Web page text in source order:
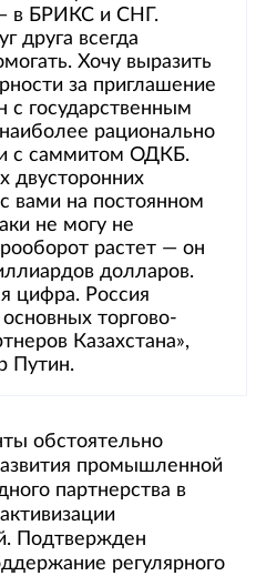
в БРИКС и СНГ.
друга всегда
Хочу выразить
за приглашение
с государственным
рационально
с саммитом ОДКБ.
двусторонних
вами на постоянном
не могу не
растет — он
долларов.
цифра. Россия
торгово-
Казахстана»,
Путин.
обстоятельно
промышленной
партнерства в
Подтвержден
регулярного